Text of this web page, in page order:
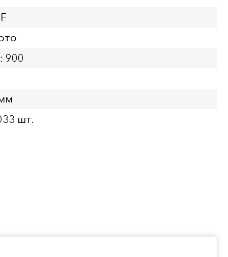
900
шт.